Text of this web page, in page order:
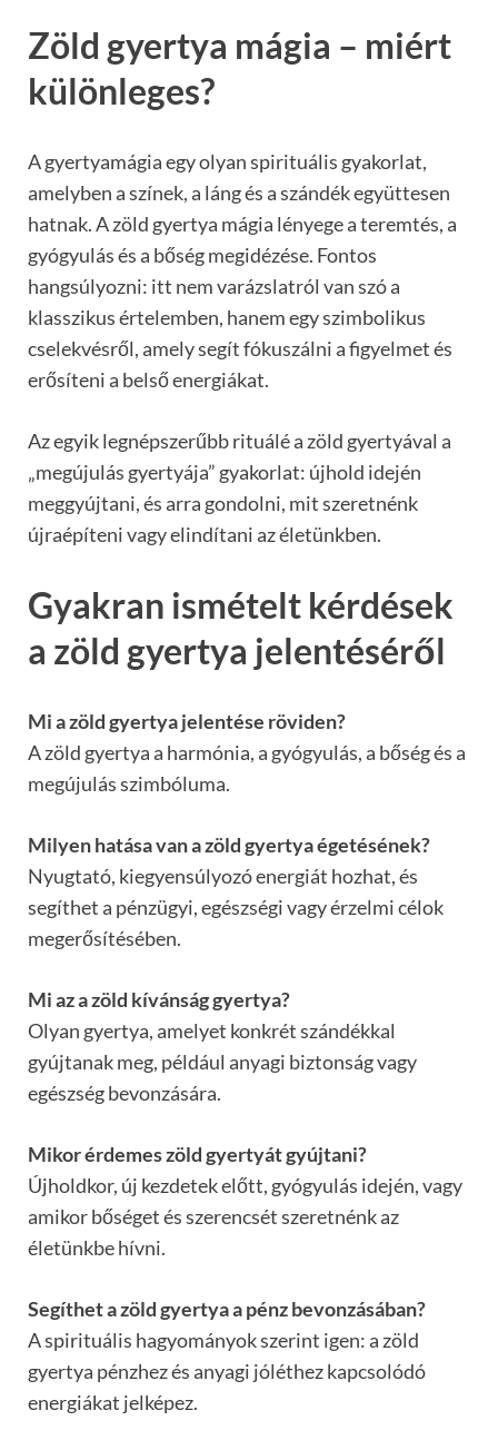
Zöld gyertya mágia – miért
különleges?
A gyertyamágia egy olyan spirituális gyakorlat,
amelyben a színek, a láng és a szándék együttesen
hatnak. A zöld gyertya mágia lényege a teremtés, a
gyógyulás és a bőség megidézése. Fontos
hangsúlyozni: itt nem varázslatról van szó a
klasszikus értelemben, hanem egy szimbolikus
cselekvésről, amely segít fókuszálni a figyelmet és
erősíteni a belső energiákat.
Az egyik legnépszerűbb rituálé a zöld gyertyával a
„megújulás gyertyája” gyakorlat: újhold idején
meggyújtani, és arra gondolni, mit szeretnénk
újraépíteni vagy elindítani az életünkben.
Gyakran ismételt kérdések
a zöld gyertya jelentéséről
Mi a zöld gyertya jelentése röviden?
A zöld gyertya a harmónia, a gyógyulás, a bőség és a
megújulás szimbóluma.
Milyen hatása van a zöld gyertya égetésének?
Nyugtató, kiegyensúlyozó energiát hozhat, és
segíthet a pénzügyi, egészségi vagy érzelmi célok
megerősítésében.
Mi az a zöld kívánság gyertya?
Olyan gyertya, amelyet konkrét szándékkal
gyújtanak meg, például anyagi biztonság vagy
egészség bevonzására.
Mikor érdemes zöld gyertyát gyújtani?
Újholdkor, új kezdetek előtt, gyógyulás idején, vagy
amikor bőséget és szerencsét szeretnénk az
életünkbe hívni.
Segíthet a zöld gyertya a pénz bevonzásában?
A spirituális hagyományok szerint igen: a zöld
gyertya pénzhez és anyagi jóléthez kapcsolódó
energiákat jelképez.